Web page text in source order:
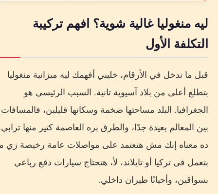
ليه منغوليا غالية شوية؟ افهم تركيبة
التكلفة الأول
قبل ما ندخل في الأرقام، خليني أفهمك ليه ميزانية منغوليا
بتطلع أعلى من بلاد آسيوية تانية. السبب الرئيسي هو
الجغرافيا. البلد مساحتها ضخمة وسكانها قليلين، فالمسافات
بين المعالم بعيدة جدًا، والطرق بره العاصمة كتير منها
ده معناه إنك مش هتعتمد على مواصلات عامة رخيصة زي
بتعمل في تركيا أو تايلاند، لأ، هتحتاج سيارات دفع رباعي
بسواقين، وأحيانًا طيران داخلي.